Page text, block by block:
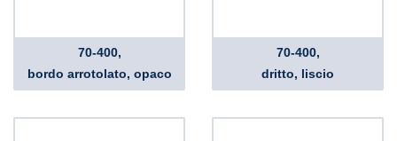
70-400,
bordo arrotolato, opaco
70-400,
dritto, liscio